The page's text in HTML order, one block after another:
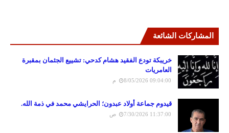
المشاركات الشائعة
خريبكة تودع الفقيد هشام كدحي: تشييع الجثمان بمقبرة
العامريات
8/05/2026 09:04:00 م
قيدوم جماعة أولاد عبدون؛ الحرايشي محمد في ذمة الله.
7/30/2026 11:37:00 ص